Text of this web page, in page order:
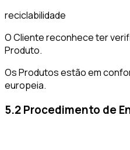
reciclabilidade
O Cliente reconhece ter
Produto.
Os Produtos estão em
europeia.
5.2 Procedimento de